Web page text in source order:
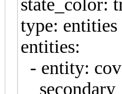
state_color:
type: entities
entities:
- entity: